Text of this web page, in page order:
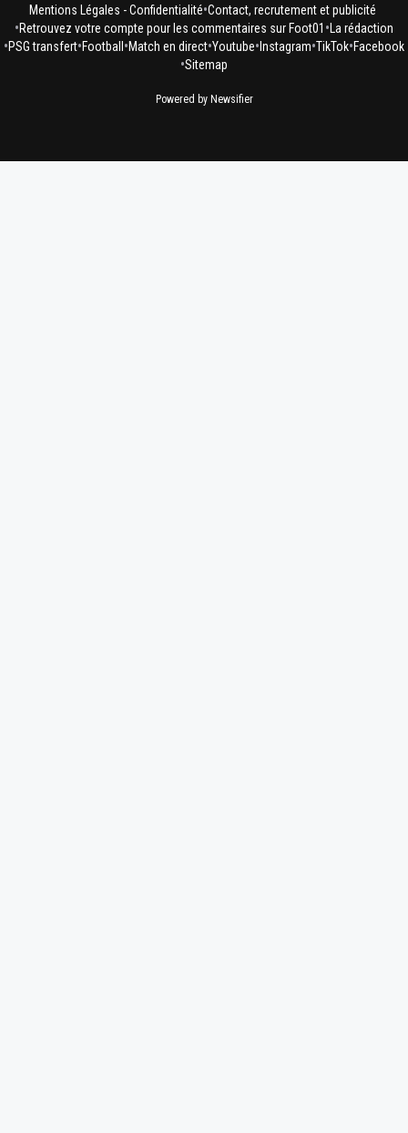
Mentions Légales - Confidentialité•Contact, recrutement et publicité
•Retrouvez votre compte pour les commentaires sur Foot01 • La rédaction
•PSG transfert•Football •Match en direct•Youtube• Instagram•TikTok•Facebook
•Sitemap
Powered by Newsifier